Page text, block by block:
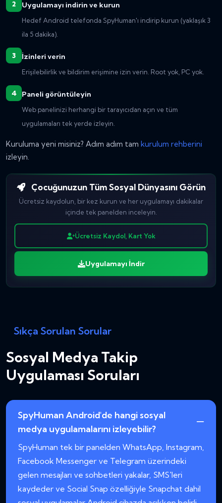
Uygulamayı indirin ve kurun
Hedef Android telefonda SpyHuman'ı indirip kurun (yaklaşık 3
ila 5 dakika).
İzinleri verin
Erişilebilirlik ve bildirim erişimine izin verin. Root yok, PC yok.
Paneli görüntüleyin
Web panelinizi herhangi bir tarayıcıdan açın ve tüm
uygulamaları tek yerde izleyin.
Kuruluma yeni misiniz? Adım adım tam kurulum rehberini
izleyin.
Çocuğunuzun Tüm Sosyal Dünyasını Görün
Ücretsiz kaydolun, bir kez kurun ve her uygulamayı dakikalar
içinde tek panelden inceleyin.
Ücretsiz Kaydol, Kart Yok
Uygulamayı İndir
Sıkça Sorulan Sorular
Sosyal Medya Takip
Uygulaması Soruları
SpyHuman Android'de hangi sosyal
medya uygulamalarını izleyebilir?
SpyHuman tek bir panelden WhatsApp, Instagram,
Facebook Messenger ve Telegram üzerindeki
gelen mesajları ve sohbetleri yakalar, SMS'leri
kaydeder ve Social Snap özelliğiyle Snapchat dahil